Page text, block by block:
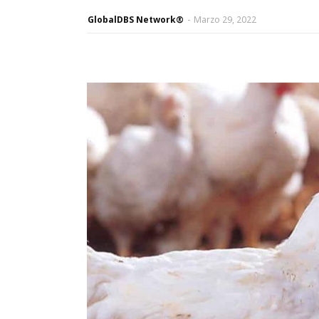
GlobalDBS Network® - Marzo 29, 2022